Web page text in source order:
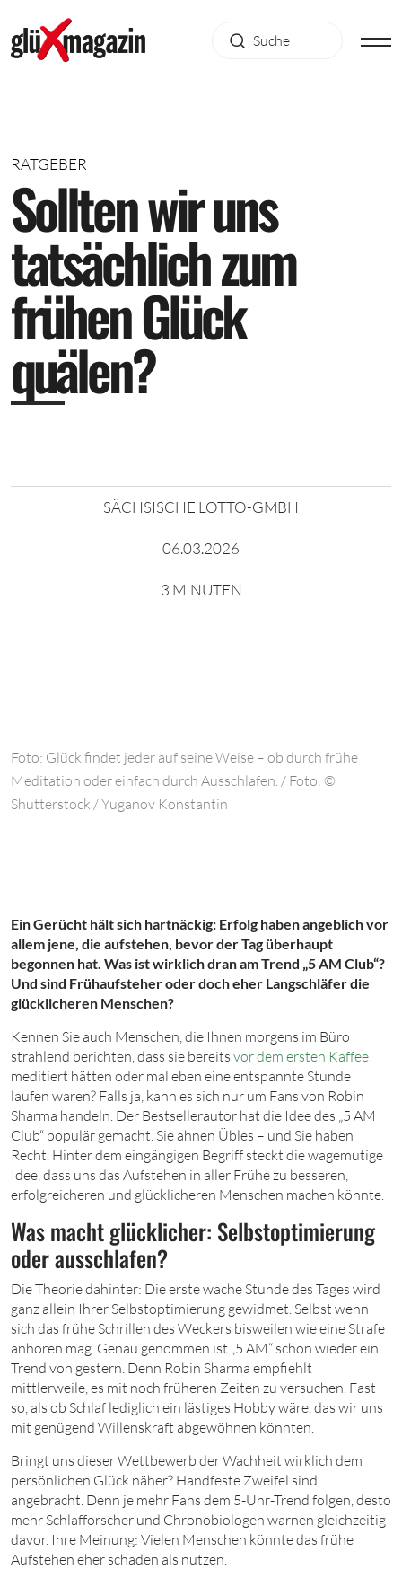
RATGEBER
Solltenwiruns
tatsächlichzum
frühenGlück
quälen?
SÄCHSISCHE LOTTO-GMBH
06.03.2026
3 MINUTEN
Foto: Glück findet jeder auf seine Weise – ob durch frühe
Meditation oder einfach durch Ausschlafen. / Foto: ©
Shutterstock / Yuganov Konstantin
Ein Gerücht hält sich hartnäckig: Erfolg haben angeblich vor
allem jene, die aufstehen, bevor der Tag überhaupt
begonnen hat. Was ist wirklich dran am Trend „5 AM Club“?
Und sind Frühaufsteher oder doch eher Langschläfer die
glücklicheren Menschen?
Kennen Sie auch Menschen, die Ihnen morgens im Büro
strahlend berichten, dass sie bereits vor dem ersten Kaffee
meditiert hätten oder mal eben eine entspannte Stunde
laufen waren? Falls ja, kann es sich nur um Fans von Robin
Sharma handeln. Der Bestsellerautor hat die Idee des „5 AM
Club“ populär gemacht. Sie ahnen Übles – und Sie haben
Recht. Hinter dem eingängigen Begriff steckt die wagemutige
Idee, dass uns das Aufstehen in aller Frühe zu besseren,
erfolgreicheren und glücklicheren Menschen machen könnte.
Was macht glücklicher: Selbstoptimierung
oder ausschlafen?
Die Theorie dahinter: Die erste wache Stunde des Tages wird
ganz allein Ihrer Selbstoptimierung gewidmet. Selbst wenn
sich das frühe Schrillen des Weckers bisweilen wie eine Strafe
anhören mag. Genau genommen ist „5 AM“ schon wieder ein
Trend von gestern. Denn Robin Sharma empfiehlt
mittlerweile, es mit noch früheren Zeiten zu versuchen. Fast
so, als ob Schlaf lediglich ein lästiges Hobby wäre, das wir uns
mit genügend Willenskraft abgewöhnen könnten.
Bringt uns dieser Wettbewerb der Wachheit wirklich dem
persönlichen Glück näher? Handfeste Zweifel sind
angebracht. Denn je mehr Fans dem 5-Uhr-Trend folgen, desto
mehr Schlafforscher und Chronobiologen warnen gleichzeitig
davor. Ihre Meinung: Vielen Menschen könnte das frühe
Aufstehen eher schaden als nutzen.